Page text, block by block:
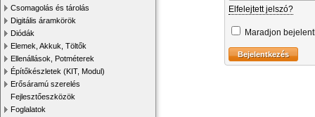
Csomagolás és tárolás
Digitális áramkörök
Diódák
Elemek, Akkuk, Töltők
Ellenállások, Potméterek
Építőkészletek (KIT, Modul)
Erősáramú szerelés
Fejlesztőeszközök
Foglalatok
Elfelejtett jelszó?
Maradjon